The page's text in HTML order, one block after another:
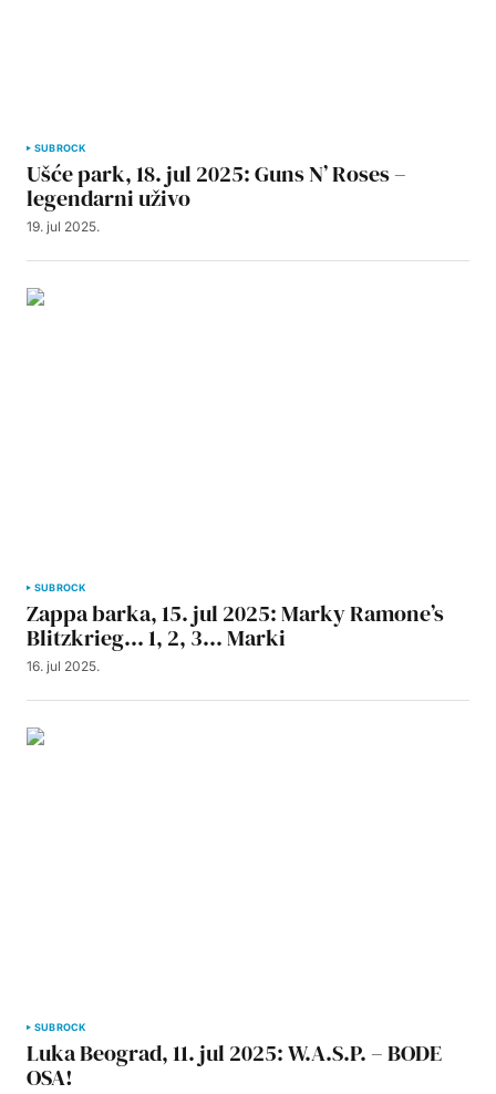
SUBROCK
Ušće park, 18. jul 2025: Guns N’ Roses –
legendarni uživo
19. jul 2025.
SUBROCK
Zappa barka, 15. jul 2025: Marky Ramone’s
Blitzkrieg… 1, 2, 3… Marki
16. jul 2025.
SUBROCK
Luka Beograd, 11. jul 2025: W.A.S.P. – BODE
OSA!